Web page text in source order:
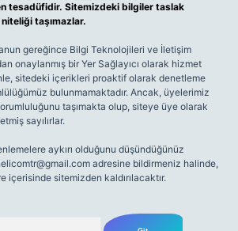
tesadüfidir. Sitemizdeki bilgiler taslak
taşımazlar.
gereğince Bilgi Teknolojileri ve İletişim
onaylanmış bir Yer Sağlayıcı olarak hizmet
sitedeki içerikleri proaktif olarak denetleme
bulunmamaktadır. Ancak, üyelerimiz
taşımakta olup, siteye üye olarak
sayılırlar.
aykırı olduğunu düşündüğünüz
adresine bildirmeniz halinde,
içerisinde sitemizden kaldırılacaktır.